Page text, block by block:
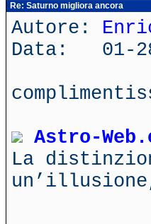
Re: Saturno migliora ancora
Autore:
Data: 01-
Astro-
La